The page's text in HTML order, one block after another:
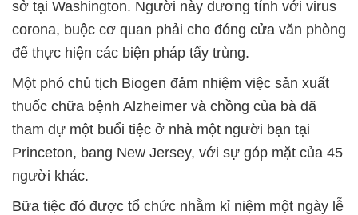
sở tại Washington. Người này dương tính với virus
corona, buộc cơ quan phải cho đóng cửa văn phòng
để thực hiện các biện pháp tẩy trùng.
Một phó chủ tịch Biogen đảm nhiệm việc sản xuất
thuốc chữa bệnh Alzheimer và chồng của bà đã
tham dự một buổi tiệc ở nhà một người bạn tại
Princeton, bang New Jersey, với sự góp mặt của 45
người khác.
Bữa tiệc đó được tổ chức nhằm kỉ niệm một ngày lễ